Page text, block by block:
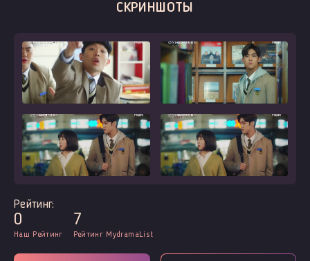
СКРИНШОТЫ
Рейтинг:
0
Наш Рейтинг
7
Рейтинг MydramaList